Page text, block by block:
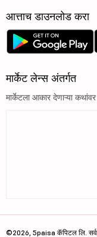
आत्ताच डाउनलोड करा
मार्केट लेन्स अंतर्गत
मार्केटला आकार देणाऱ्या
©2026, 5paisa कॅपिटल लि. सर्व